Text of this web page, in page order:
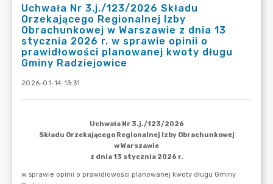
Uchwała Nr 3.j./123/2026 Składu
Orzekającego Regionalnej Izby
Obrachunkowej w Warszawie z dnia 13
stycznia 2026 r. w sprawie opinii o
prawidłowości planowanej kwoty długu
Gminy Radziejowice
2026-01-14 13:31